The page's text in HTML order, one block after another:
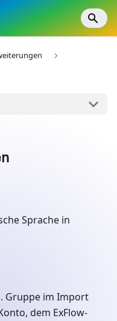
Sprache in
Gruppe im Import
dem ExFlow-